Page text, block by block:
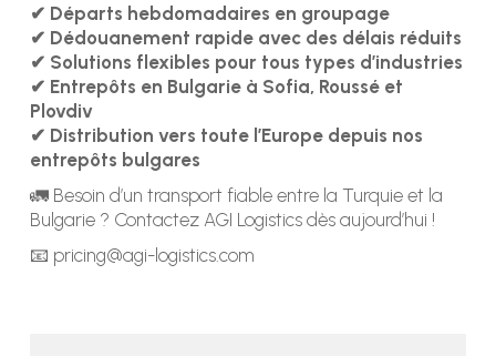
✔ Départs hebdomadaires en groupage
✔ Dédouanement rapide avec des délais réduits
✔ Solutions flexibles pour tous types d’industries
✔ Entrepôts en Bulgarie à Sofia, Roussé et
Plovdiv
✔ Distribution vers toute l’Europe depuis nos
entrepôts bulgares
🚛 Besoin d’un transport fiable entre la Turquie et la
Bulgarie ? Contactez AGI Logistics dès aujourd’hui !
📧 pricing@agi-logistics.com